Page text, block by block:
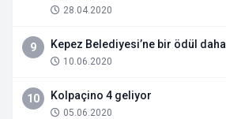
28.04.2020
9 Kepez Belediyesi’ne bir ödül daha
10.06.2020
10 Kolpaçino 4 geliyor
05.06.2020